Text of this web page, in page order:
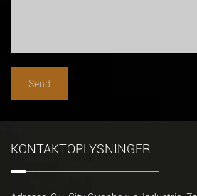
KONTAKTOPLYSNINGER